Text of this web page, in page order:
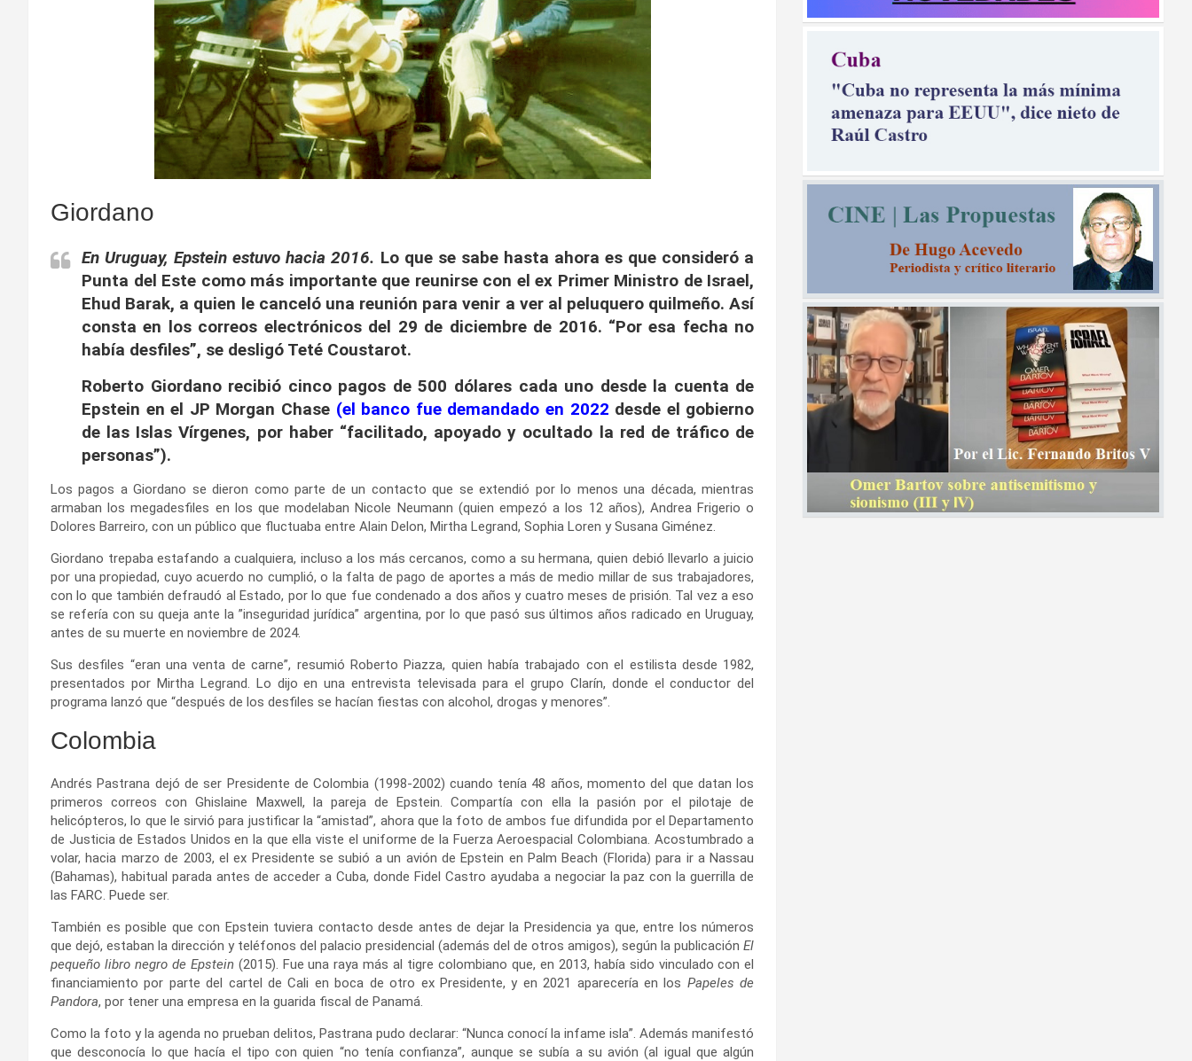
Giordano
En Uruguay, Epstein estuvo hacia 2016. Lo que se sabe hasta ahora es que consideró a
Punta del Este como más importante que reunirse con el ex Primer Ministro de Israel,
Ehud Barak, a quien le canceló una reunión para venir a ver al peluquero quilmeño. Así
consta en los correos electrónicos del 29 de diciembre de 2016. “Por esa fecha no
había desfiles”, se desligó Teté Coustarot.
Roberto Giordano recibió cinco pagos de 500 dólares cada uno desde la cuenta de
Epstein en el JP Morgan Chase (el banco fue demandado en 2022 desde el gobierno
de las Islas Vírgenes, por haber “facilitado, apoyado y ocultado la red de tráfico de
personas”).
Los pagos a Giordano se dieron como parte de un contacto que se extendió por lo menos una década, mientras
armaban los megadesfiles en los que modelaban Nicole Neumann (quien empezó a los 12 años), Andrea Frigerio o
Dolores Barreiro, con un público que fluctuaba entre Alain Delon, Mirtha Legrand, Sophia Loren y Susana Giménez.
Giordano trepaba estafando a cualquiera, incluso a los más cercanos, como a su hermana, quien debió llevarlo a juicio
por una propiedad, cuyo acuerdo no cumplió, o la falta de pago de aportes a más de medio millar de sus trabajadores,
con lo que también defraudó al Estado, por lo que fue condenado a dos años y cuatro meses de prisión. Tal vez a eso
se refería con su queja ante la ”inseguridad jurídica” argentina, por lo que pasó sus últimos años radicado en Uruguay,
antes de su muerte en noviembre de 2024.
Sus desfiles “eran una venta de carne”, resumió Roberto Piazza, quien había trabajado con el estilista desde 1982,
presentados por Mirtha Legrand. Lo dijo en una entrevista televisada para el grupo Clarín, donde el conductor del
programa lanzó que “después de los desfiles se hacían fiestas con alcohol, drogas y menores”.
Colombia
Andrés Pastrana dejó de ser Presidente de Colombia (1998-2002) cuando tenía 48 años, momento del que datan los
primeros correos con Ghislaine Maxwell, la pareja de Epstein. Compartía con ella la pasión por el pilotaje de
helicópteros, lo que le sirvió para justificar la “amistad”, ahora que la foto de ambos fue difundida por el Departamento
de Justicia de Estados Unidos en la que ella viste el uniforme de la Fuerza Aeroespacial Colombiana. Acostumbrado a
volar, hacia marzo de 2003, el ex Presidente se subió a un avión de Epstein en Palm Beach (Florida) para ir a Nassau
(Bahamas), habitual parada antes de acceder a Cuba, donde Fidel Castro ayudaba a negociar la paz con la guerrilla de
las FARC. Puede ser.
También es posible que con Epstein tuviera contacto desde antes de dejar la Presidencia ya que, entre los números
que dejó, estaban la dirección y teléfonos del palacio presidencial (además del de otros amigos), según la publicaciónEl
pequeño libro negro de Epstein(2015). Fue una raya más al tigre colombiano que, en 2013, había sido vinculado con el
financiamiento por parte del cartel de Cali en boca de otro ex Presidente, y en 2021 aparecería en los Papeles de
Pandora, por tener una empresa en la guarida fiscal de Panamá.
Como la foto y la agenda no prueban delitos, Pastrana pudo declarar: “Nunca conocí la infame isla”. Además manifestó
que desconocía lo que hacía el tipo con quien “no tenía confianza”, aunque se subía a su avión (al igual que algún